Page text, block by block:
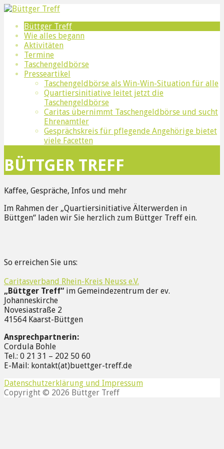
Zum
springenBüttger Treff
Wie alles begann
Aktivitäten
Termine
Taschengeldbörse
Presseartikel
Taschengeldbörse als Win-Win-Situation für alle
Quartiersinitiative leitet jetzt die
Taschengeldbörse
Caritas übernimmt Taschengeldbörse und sucht
Ehrenamtler
Gesprächskreis für pflegende Angehörige bietet
viele Facetten
BÜTTGER TREFF
Kaffee, Gespräche, Infos und mehr
Im Rahmen der „Quartiersinitiative Älterwerden in
Büttgen“ laden wir Sie herzlich zum Büttger Treff ein.
So erreichen Sie uns:
Caritasverband Rhein-Kreis Neuss e.V.
„Büttger Treff“ im Gemeindezentrum der ev.
Johanneskirche
Novesiastraße 2
41564 Kaarst-Büttgen
Ansprechpartnerin:
Cordula Bohle
Tel.: 0 21 31 – 202 50 60
E-Mail: kontakt(at)buettger-treff.de
Datenschutzerklärung und Impressum
Copyright © 2026 Büttger Treff